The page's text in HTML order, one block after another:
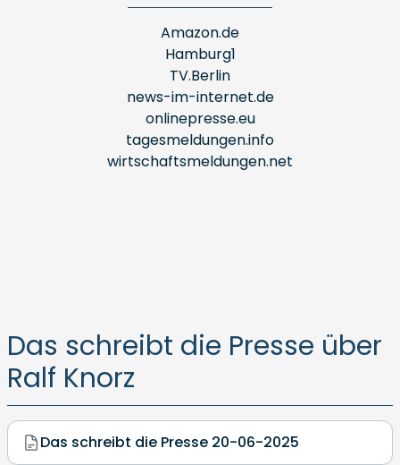
Amazon.de
Hamburg1
TV.Berlin
news-im-internet.de
onlinepresse.eu
tagesmeldungen.info
wirtschaftsmeldungen.net
Das schreibt die Presse über
Ralf Knorz
Das schreibt die Presse 20-06-2025